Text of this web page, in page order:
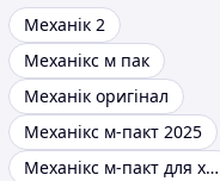
Механік 2
Механікс м пак
Механік оригінал
Механікс м-пакт 2025
Механікс м-пакт для холодної погоди